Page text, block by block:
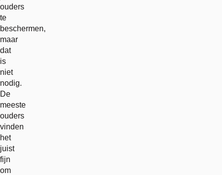
ouders
te
beschermen,
maar
dat
is
niet
nodig.
De
meeste
ouders
vinden
het
juist
fijn
om